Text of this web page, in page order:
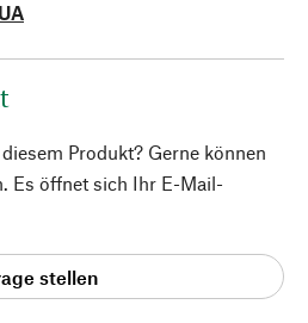
Produkt? Gerne können
Es öffnet sich Ihr E-Mail-
stellen